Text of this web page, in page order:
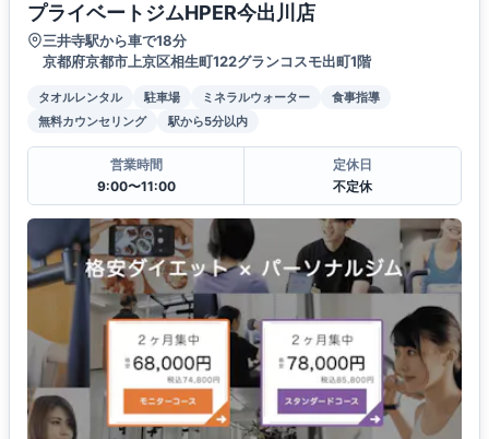
プライベートジムHPER今出川店
三井寺駅から車で18分
京都府京都市上京区相生町122グランコスモ出町1階
タオルレンタル 駐車場 ミネラルウォーター
食事指導
無料カウンセリング
駅から5分以内
営業時間
9:00〜11:00
定休日
不定休